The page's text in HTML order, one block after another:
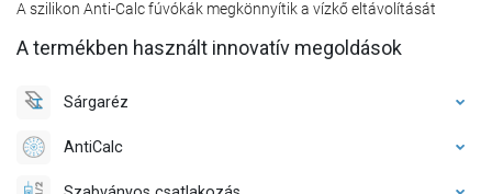
A szilikon Anti-Calc fúvókák megkönnyítik a vízkő eltávolítását
A termékben használt innovatív megoldások
Sárgaréz
AntiCalc